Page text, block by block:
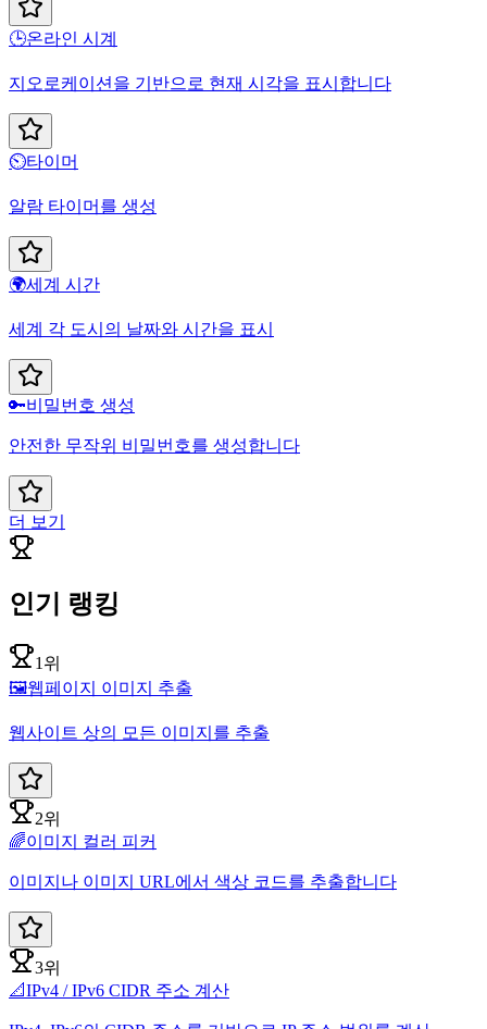
🕒온라인 시계
지오로케이션을 기반으로 현재 시각을 표시합니다
⏲️타이머
알람 타이머를 생성
🌍세계 시간
세계 각 도시의 날짜와 시간을 표시
🔑비밀번호 생성
안전한 무작위 비밀번호를 생성합니다
더 보기
인기 랭킹
1위
🖼️웹페이지 이미지 추출
웹사이트 상의 모든 이미지를 추출
2위
🌈이미지 컬러 피커
이미지나 이미지 URL에서 색상 코드를 추출합니다
3위
📐IPv4 / IPv6 CIDR 주소 계산